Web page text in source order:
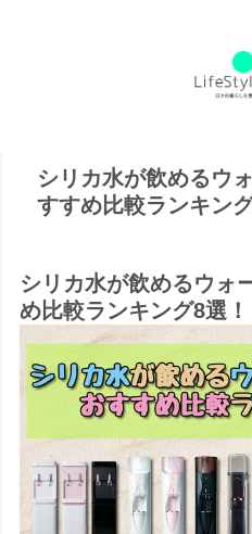
シリカ水が飲めるウ
すすめ比較ランキン
シリカ水が飲めるウォ
め比較ランキング8選！